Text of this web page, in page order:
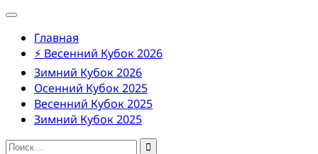
Главная
⚡ Весенний Кубок 2026
Зимний Кубок 2026
Осенний Кубок 2025
Весенний Кубок 2025
Зимний Кубок 2025
Найти: